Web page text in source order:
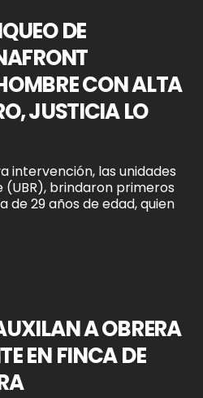
DE
CON ALTA
JUSTICIA LO
intervención, las unidades
(UBR), brindaron primeros
de 29 años de edad, quien
A OBRERA
EN FINCA DE